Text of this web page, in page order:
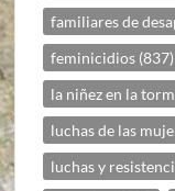
familiares de
feminicidios (837)
la niñez en la
luchas de las
luchas y